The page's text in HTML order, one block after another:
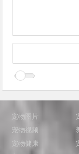
宠物图片
宠物视频
宠物健康